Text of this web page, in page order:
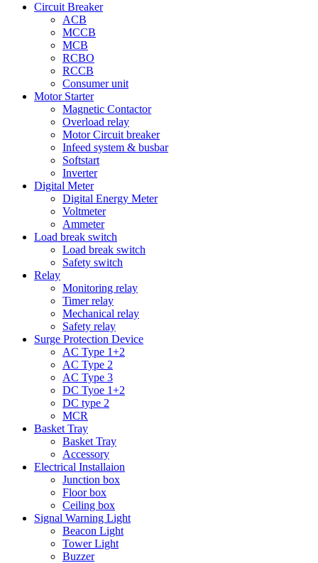
Circuit Breaker
ACB
MCCB
MCB
RCBO
RCCB
Consumer unit
Motor Starter
Magnetic Contactor
Overload relay
Motor Circuit breaker
Infeed system & busbar
Softstart
Inverter
Digital Meter
Digital Energy Meter
Voltmeter
Ammeter
Load break switch
Load break switch
Safety switch
Relay
Monitoring relay
Timer relay
Mechanical relay
Safety relay
Surge Protection Device
AC Type 1+2
AC Type 2
AC Type 3
DC Tyoe 1+2
DC type 2
MCR
Basket Tray
Basket Tray
Accessory
Electrical Installaion
Junction box
Floor box
Ceiling box
Signal Warning Light
Beacon Light
Tower Light
Buzzer